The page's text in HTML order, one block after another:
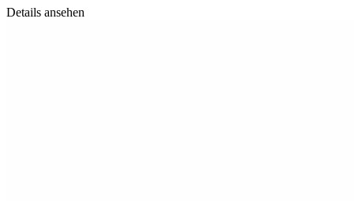
Details ansehen